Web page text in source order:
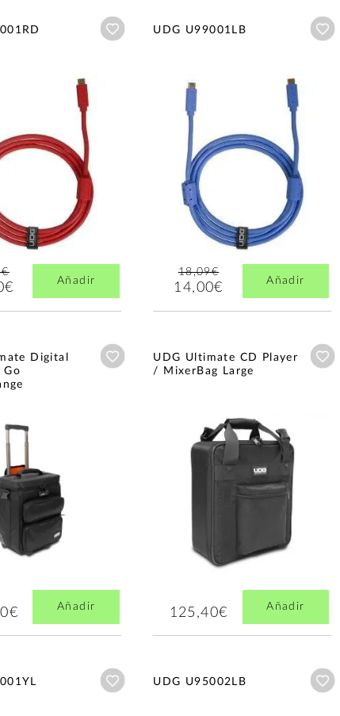
Añadir a wishlist
Añadir
UDG U99001LB
18,09€
14,00€ Añadir
Digital
Go
Añadir a wishlist
Añadir
UDG Ultimate CD Player
/ MixerBag Large
125,40€ Añadir
Añadir a wishlist
UDG U95002LB